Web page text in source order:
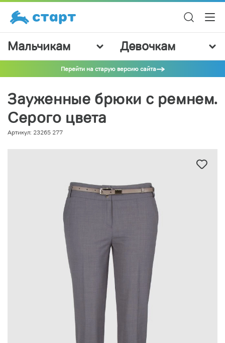
Мальчикам Девочкам
Перейти на старую версию сайта
Зауженные брюки с ремнем.
Серого цвета
Артикул: 23265 277